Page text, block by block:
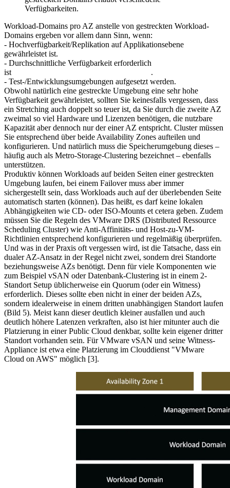
Verfügbarkeiten.
Workload-Domains pro AZ anstelle von gestreckten Workload-
Domains ergeben vor allem dann Sinn, wenn:
- Hochverfügbarkeit/Replikation auf Applikationsebene
gewährleistet ist.
- Durchschnittliche Verfügbarkeit erforderlich
ist .
- Test-/Entwicklungsumgebungen aufgesetzt werden.
Obwohl natürlich eine gestreckte Umgebung eine sehr hohe
Verfügbarkeit gewährleistet, sollten Sie keinesfalls vergessen, dass
ein Stretching auch doppelt so teuer ist, da Sie durch die zweite AZ
zweimal so viel Hardware und Lizenzen benötigen, die nutzbare
Kapazität aber dennoch nur der einer AZ entspricht. Cluster müssen
Sie entsprechend über beide Availability Zones aufteilen und
konfigurieren. Und natürlich muss die Speicherumgebung dieses –
häufig auch als Metro-Storage-Clustering bezeichnet – ebenfalls
unterstützen.
Produktiv können Workloads auf beiden Seiten einer gestreckten
Umgebung laufen, bei einem Failover muss aber immer
sichergestellt sein, dass Workloads auch auf der überlebenden Seite
automatisch starten (können). Das heißt, es darf keine lokalen
Abhängigkeiten wie CD- oder ISO-Mounts et cetera geben. Zudem
müssen Sie die Regeln des VMware DRS (Distributed Ressource
Scheduling Cluster) wie Anti-Affinitäts- und Host-zu-VM-
Richtlinien entsprechend konfigurieren und regelmäßig überprüfen.
Und was in der Praxis oft vergessen wird, ist die Tatsache, dass ein
dualer AZ-Ansatz in der Regel nicht zwei, sondern drei Standorte
beziehungsweise AZs benötigt. Denn für viele Komponenten wie
zum Beispiel vSAN oder Datenbank-Clustering ist in einem 2-
Standort Setup üblicherweise ein Quorum (oder ein Witness)
erforderlich. Dieses sollte eben nicht in einer der beiden AZs,
sondern idealerweise in einem dritten unabhängigen Standort laufen
(Bild 5). Meist kann dieser deutlich kleiner ausfallen und auch
deutlich höhere Latenzen verkraften, also ist hier mitunter auch die
Platzierung in einer Public Cloud denkbar, sollte kein eigener dritter
Standort vorhanden sein. Für VMware vSAN und seine Witness-
Appliance ist etwa eine Platzierung im Clouddienst "VMware
Cloud on AWS" möglich [3].